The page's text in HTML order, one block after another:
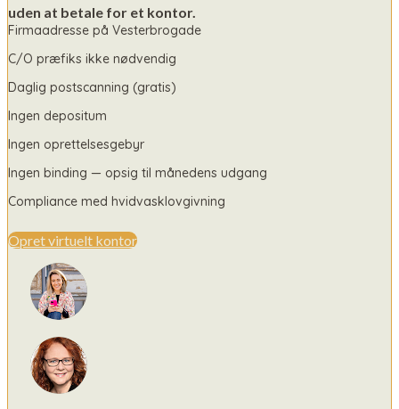
uden at betale for et kontor.
Firmaadresse på Vesterbrogade
C/O præfiks ikke nødvendig
Daglig postscanning (gratis)
Ingen depositum
Ingen oprettelsesgebyr
Ingen binding — opsig til månedens udgang
Compliance med hvidvasklovgivning
Opret virtuelt kontor